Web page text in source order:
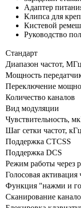
Адаптер
Клипса для
Кистевой
Руководство
Стандарт
Диапазон частот, МГц
Мощность
Переключение
Количество каналов
Вид модуляции
Чувствительность,
Шаг сетки частот, кГц
Поддержка CTCSS
Поддержка DCS
Режим работы через
Голосовая
Функция "нажми и
Сканирование